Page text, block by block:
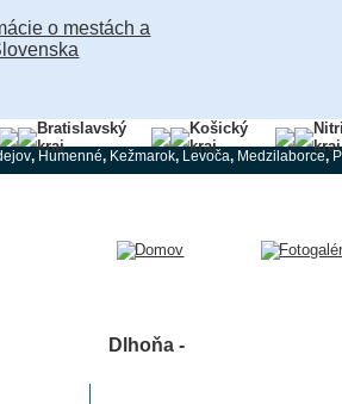
Bratislavský
kraj
Košický
kraj
kraj
,Humenné, Kežmarok, Levoča, Medzilaborce,
Dlhoňa -